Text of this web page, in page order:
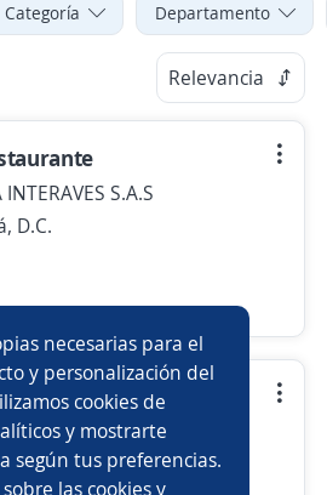
necesarias para el
y personalización del
cookies de
y mostrarte
según tus preferencias.
las cookies y
Categoría Departamento
Relevancia
S.A.S
D.C.
restaurantes
S.A.S
D.C.